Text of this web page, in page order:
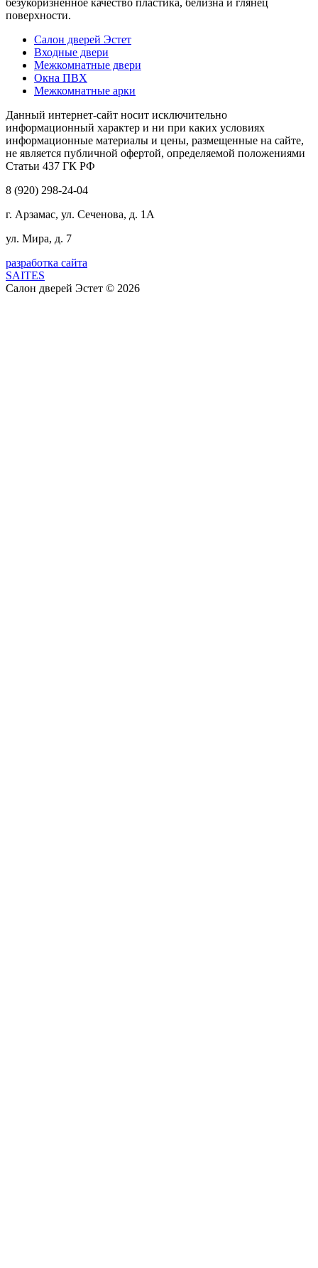
поверхности.
Салон дверей Эстет
Входные двери
Межкомнатные двери
Окна ПВХ
Межкомнатные арки
Данный интернет-сайт носит исключительно
информационный характер и ни при каких условиях
информационные материалы и цены, размещенные на сайте,
не является публичной офертой, определяемой положениями
Статьи 437 ГК РФ
8 (920) 298-24-04
г. Арзамас, ул. Сеченова, д. 1А
ул. Мира, д. 7
разработка сайта
SAITES
Салон дверей Эстет © 2026